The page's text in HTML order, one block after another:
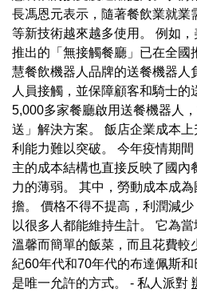
長馮恩元表示，隨著餐飲業就業
等新技術越來越多使用。 例如
推出的「無接觸餐廳」已在全國
慧餐飲機器人品牌的送餐機器人
人員接觸，並保障顧客和騎士的
5,000多家餐廳啟用送餐機器人
送」解決方案。 飯店企業成本
利能力難以突破。 今年疫情期
主的成本結構也直接反映了國內
力的薄弱。 其中，勞動成本成
擔。 價格不得不提高，利潤減
以很多人都能維持生計。 它為
溫馨而簡單的飯菜，而且花費較
紀60年代和70年代的布達佩斯
是唯一允許的方式。 - 私人派對